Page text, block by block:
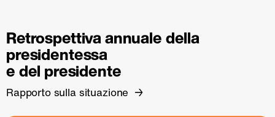
Retrospettiva annuale della
presidentessa
e del presidente
Rapporto sulla situazione